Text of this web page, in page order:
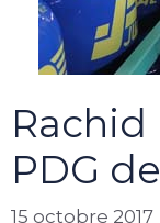
PDG
15 octobre 2017